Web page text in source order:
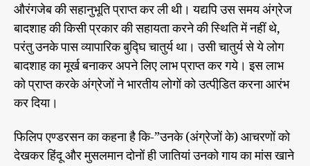
औरंगजेब की सहानुभूति प्राप्त कर ली थी। यद्यपि उस समय अंग्रेज
बादशाह की किसी प्रकार की सहायता करने की स्थिति में नहीं थे,
परंतु उनके पास व्यापारिक बुद्घि चातुर्य था। उसी चातुर्य से ये लोग
बादशाह का मूर्ख बनाकर अपने लिए लाभ प्राप्त कर गये। इस लाभ
को प्राप्त करके अंग्रेजों ने भारतीय लोगों को उत्पीडि़त करना आरंभ
कर दिया।
फिलिप एण्डरसन का कहना है कि-”उनके (अंग्रेजों के) आचरणों को
देखकर हिंदू और मुसलमान दोनों ही जातियां उनको गाय का मांस खाने